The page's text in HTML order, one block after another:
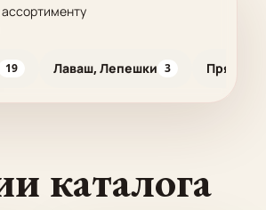
19 Лаваш, Лепешки 3 Пряники
каталога